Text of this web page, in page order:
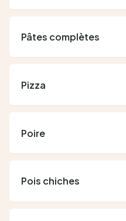
Pâtes complètes
Pizza
Poire
Pois chiches